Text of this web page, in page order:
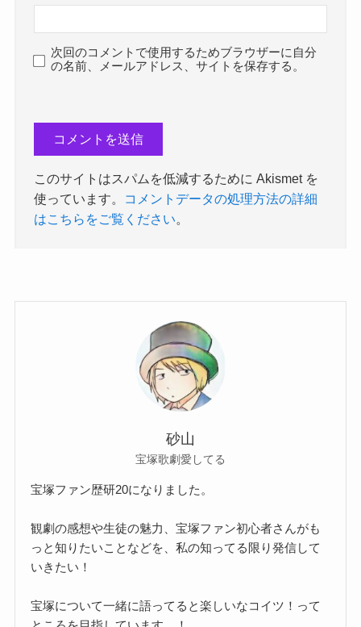
次回のコメントで使用するためブラウザーに自分
の名前、メールアドレス、サイトを保存する。
このサイトはスパムを低減するために Akismet を
使っています。
コメントデータの処理方法の詳細
はこちらをご覧ください。
砂山
宝塚歌劇愛してる
宝塚ファン歴研20になりました。
観劇の感想や生徒の魅力、宝塚ファン初心者さんがも
っと知りたいことなどを、私の知ってる限り発信して
いきたい！
宝塚について一緒に語ってると楽しいなコイツ！って